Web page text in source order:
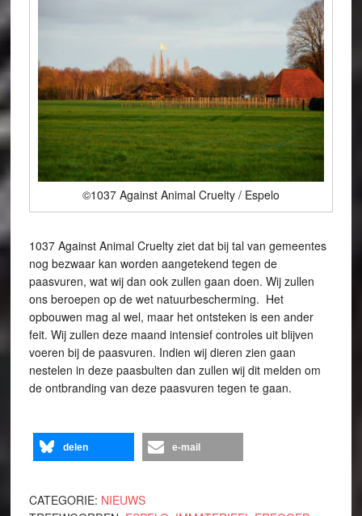
©1037 Against Animal Cruelty / Espelo
1037 Against Animal Cruelty ziet dat bij tal van gemeentes
nog bezwaar kan worden aangetekend tegen de
paasvuren, wat wij dan ook zullen gaan doen. Wij zullen
ons beroepen op de wet natuurbescherming. Het
opbouwen mag al wel, maar het ontsteken is een ander
feit. Wij zullen deze maand intensief controles uit blijven
voeren bij de paasvuren. Indien wij dieren zien gaan
nestelen in deze paasbulten dan zullen wij dit melden om
de ontbranding van deze paasvuren tegen te gaan.
delen e-mail
CATEGORIE: NIEUWS